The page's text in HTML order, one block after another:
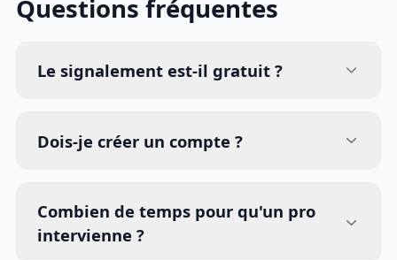
Questions fréquentes
Le signalement est-il gratuit ?
Dois-je créer un compte ?
Combien de temps pour qu'un pro
intervienne ?